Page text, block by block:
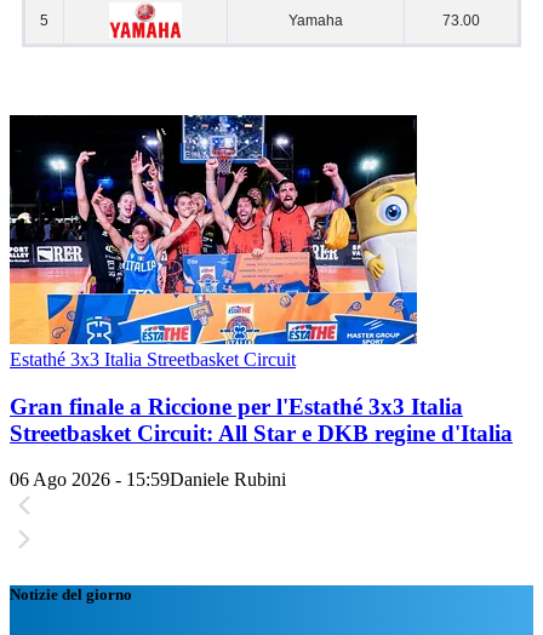
Estathé 3x3 Italia Streetbasket Circuit
Gran finale a Riccione per l'Estathé 3x3 Italia
Streetbasket Circuit: All Star e DKB regine d'Italia
06 Ago 2026 - 15:59Daniele Rubini
Notizie del giorno